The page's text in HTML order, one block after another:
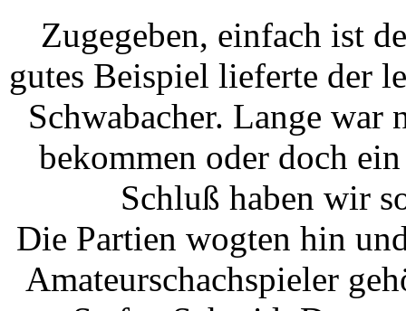
Zugegeben, einfach ist
gutes Beispiel lieferte der
Schwabacher. Lange
bekommen oder doch
Schluß haben wir
Die Partien wogten hin
Amateurschachspieler